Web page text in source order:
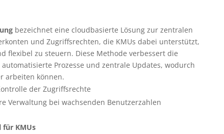
bezeichnet eine cloudbasierte Lösung zur zentralen
und Zugriffsrechten, die KMUs dabei unterstützt,
flexibel zu steuern. Diese Methode verbessert die
Prozesse und zentrale Updates, wodurch
arbeiten können.
der Zugriffsrechte
Verwaltung bei wachsenden Benutzerzahlen
für KMUs